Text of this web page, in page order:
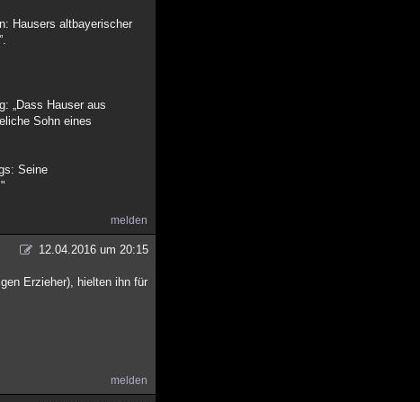
Hausers altbayerischer
„Dass Hauser aus
Sohn eines
Seine
melden
12.04.2016 um 20:15
Erzieher), hielten ihn für
melden